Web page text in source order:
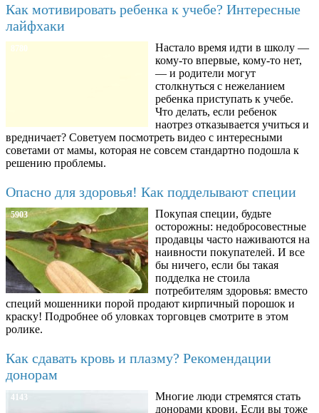
Как мотивировать ребенка к учебе? Интересные
лайфхаки
8780
Настало время идти в школу —
кому-то впервые, кому-то нет,
— и родители могут
столкнуться с нежеланием
ребенка приступать к учебе.
Что делать, если ребенок
наотрез отказывается учиться и
вредничает? Советуем посмотреть видео с интересными
советами от мамы, которая не совсем стандартно подошла к
решению проблемы.
Опасно для здоровья! Как подделывают специи
5903
Покупая специи, будьте
осторожны: недобросовестные
продавцы часто наживаются на
наивности покупателей. И все
бы ничего, если бы такая
подделка не стоила
потребителям здоровья: вместо
специй мошенники порой продают кирпичный порошок и
краску! Подробнее об уловках торговцев смотрите в этом
ролике.
Как сдавать кровь и плазму? Рекомендации
донорам
4143
Многие люди стремятся стать
донорами крови. Если вы тоже